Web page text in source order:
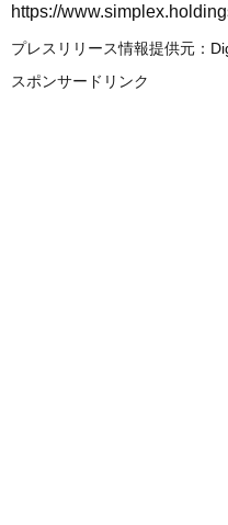
https://
プレスリリース情報提供元：
スポンサードリンク